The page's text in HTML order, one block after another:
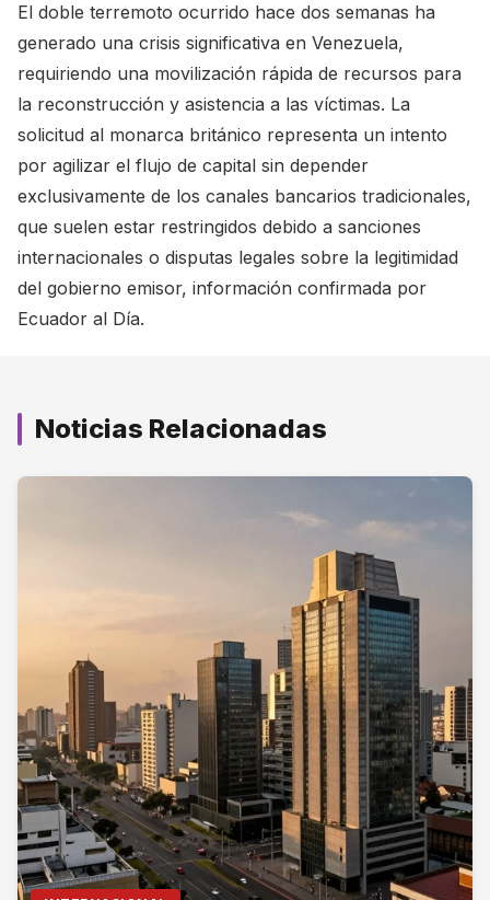
El doble terremoto ocurrido hace dos semanas ha
generado una crisis significativa en Venezuela,
requiriendo una movilización rápida de recursos para
la reconstrucción y asistencia a las víctimas. La
solicitud al monarca británico representa un intento
por agilizar el flujo de capital sin depender
exclusivamente de los canales bancarios tradicionales,
que suelen estar restringidos debido a sanciones
internacionales o disputas legales sobre la legitimidad
del gobierno emisor, información confirmada por
Ecuador al Día.
Noticias Relacionadas